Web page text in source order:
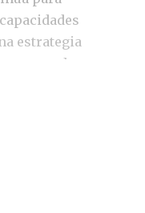
estrategia
gama de